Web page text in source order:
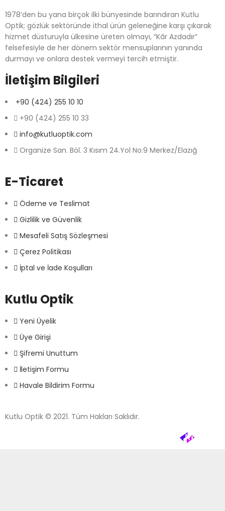
1978’den bu yana birçok ilki bünyesinde barındıran Kutlu
Optik; gözlük sektöründe ithal ürün geleneğine karşı çıkarak
hizmet düsturuyla ülkesine üreten olmayı, “Kâr Azdadır”
felsefesiyle de her dönem sektör mensuplarının yanında
durmayı ve onlara destek vermeyi tercih etmiştir.
İletişim Bilgileri
+90 (424) 255 10 10
+90 (424) 255 10 33
info@kutluoptik.com
Organize San. Böl. 3 Kısım 24.Yol No:9 Merkez/Elazığ
E-Ticaret
Ödeme ve Teslimat
Gizlilik ve Güvenlik
Mesafeli Satış Sözleşmesi
Çerez Politikası
İptal ve İade Koşulları
Kutlu Optik
Yeni Üyelik
Üye Girişi
Şifremi Unuttum
İletişim Formu
Havale Bildirim Formu
Kutlu Optik © 2021. Tüm Hakları Saklıdır.